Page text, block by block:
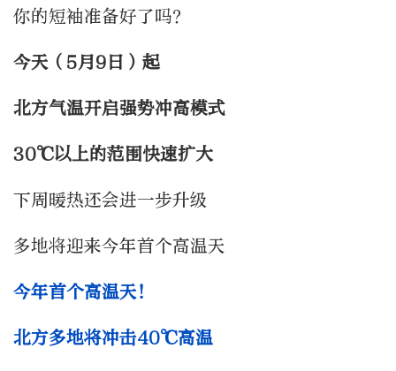
你的短袖准备好了吗？
今天（5月9日）起
北方气温开启强势冲高模式
30℃以上的范围快速扩大
下周暖热还会进一步升级
多地将迎来今年首个高温天
今年首个高温天！
北方多地将冲击40℃高温